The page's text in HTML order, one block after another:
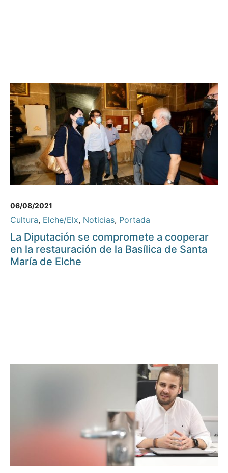
06/08/2021
Cultura, Elche/Elx, Noticias, Portada
La Diputación se compromete a cooperar
en la restauración de la Basílica de Santa
María de Elche